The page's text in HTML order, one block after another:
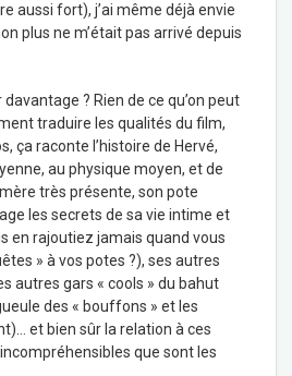
aussi fort), j’ai même déjà envie
plus ne m’était pas arrivé depuis
? Rien de ce qu’on peut
traduire les qualités du film,
ça raconte l’histoire de Hervé,
au physique moyen, et de
très présente, son pote
les secrets de sa vie intime et
en rajoutiez jamais quand vous
» à vos potes ?), ses autres
autres gars « cools » du bahut
des « bouffons » et les
et bien sûr la relation à ces
que sont les